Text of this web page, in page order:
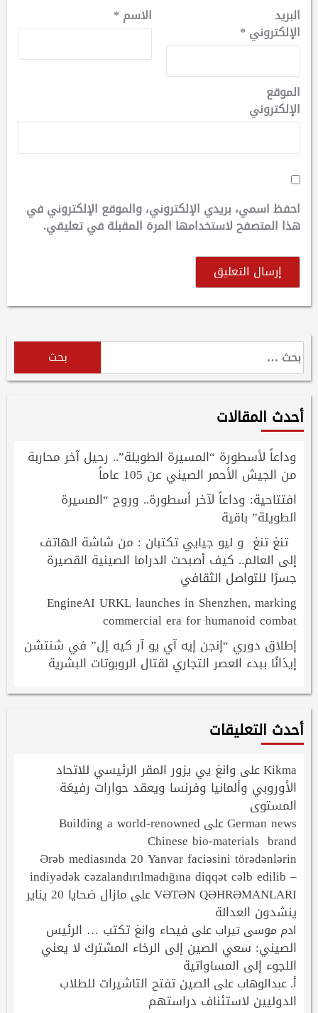
الاسم * البريد
الإلكتروني *
الموقع
الإلكتروني
احفظ اسمي، بريدي الإلكتروني، والموقع الإلكتروني في
هذا المتصفح لاستخدامها المرة المقبلة في تعليقي.
البحث
عن:
أحدث المقالات
وداعاً لأسطورة “المسيرة الطويلة”.. رحيل آخر محاربة
من الجيش الأحمر الصيني عن 105 عاماً
افتتاحية: وداعاً لآخر أسطورة.. وروح “المسيرة
الطويلة” باقية
تنغ تنغ و ليو جيايي تكتبان : من شاشة الهاتف
إلى العالم.. كيف أصبحت الدراما الصينية القصيرة
جسرًا للتواصل الثقافي
EngineAI URKL launches in Shenzhen, marking
commercial era for humanoid combat
إطلاق دوري “إنجن إيه آي يو آر كيه إل” في شنتشن
إيذانًا ببدء العصر التجاري لقتال الروبوتات البشرية
أحدث التعليقات
Kikmaعلى وانغ يي يزور المقر الرئيسي للاتحاد
الأوروبي وألمانيا وفرنسا ويعقد حوارات رفيعَة
المستوى
German newsعلى Building a world-renowned
Chinese bio-materials brand
Ərəb mediasında 20 Yanvar faciəsini törədənlərin
indiyədək cəzalandırılmadığına diqqət cəlb edilib –
VƏTƏN QƏHRƏMANLARIعلى مازال ضحايا 20 يناير
ينشدون العدالة
ادم موسى تيرابعلى فيحاء وانغ تكتب … الرئيس
الصيني: سعي الصين إلى الرخاء المشترك لا يعني
اللجوء إلى المساواتية
أ. عبدالوهابعلى الصين تفتح التاشيرات للطلاب
الدوليين لاستئناف دراستهم